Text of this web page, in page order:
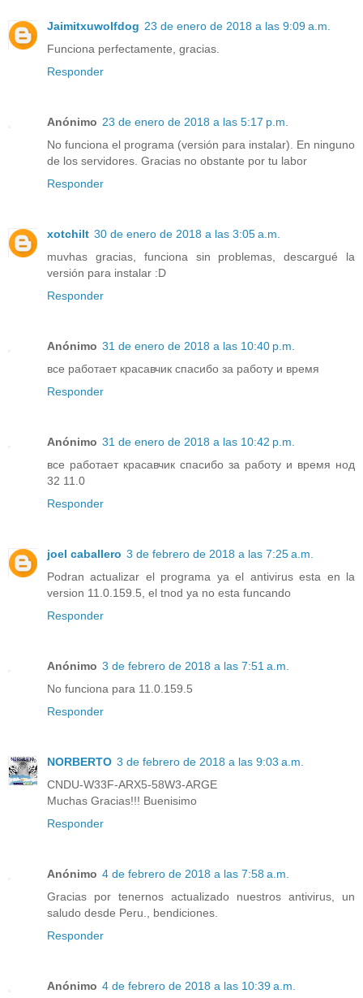
Jaimitxuwolfdog 23 de enero de 2018 a las 9:09 a.m.
Funciona perfectamente, gracias.
Responder
Anónimo 23 de enero de 2018 a las 5:17 p.m.
No funciona el programa (versión para instalar). En ninguno
de los servidores. Gracias no obstante por tu labor
Responder
xotchilt 30 de enero de 2018 a las 3:05 a.m.
muvhas gracias, funciona sin problemas, descargué la
versión para instalar :D
Responder
Anónimo 31 de enero de 2018 a las 10:40 p.m.
все работает красавчик спасибо за работу и время
Responder
Anónimo 31 de enero de 2018 a las 10:42 p.m.
все работает красавчик спасибо за работу и время нод
32 11.0
Responder
joel caballero 3 de febrero de 2018 a las 7:25 a.m.
Podran actualizar el programa ya el antivirus esta en la
version 11.0.159.5, el tnod ya no esta funcando
Responder
Anónimo 3 de febrero de 2018 a las 7:51 a.m.
No funciona para 11.0.159.5
Responder
NORBERTO 3 de febrero de 2018 a las 9:03 a.m.
CNDU-W33F-ARX5-58W3-ARGE
Muchas Gracias!!! Buenisimo
Responder
Anónimo 4 de febrero de 2018 a las 7:58 a.m.
Gracias por tenernos actualizado nuestros antivirus, un
saludo desde Peru., bendiciones.
Responder
Anónimo 4 de febrero de 2018 a las 10:39 a.m.